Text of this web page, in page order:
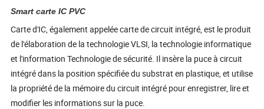
Smart carte IC PVC
Carte d'IC, également appelée carte de circuit intégré, est le produit
de l'élaboration de la technologie VLSI, la technologie informatique
et l'information Technologie de sécurité. Il insère la puce à circuit
intégré dans la position spécifiée du substrat en plastique, et utilise
la propriété de la mémoire du circuit intégré pour enregistrer, lire et
modifier les informations sur la puce.